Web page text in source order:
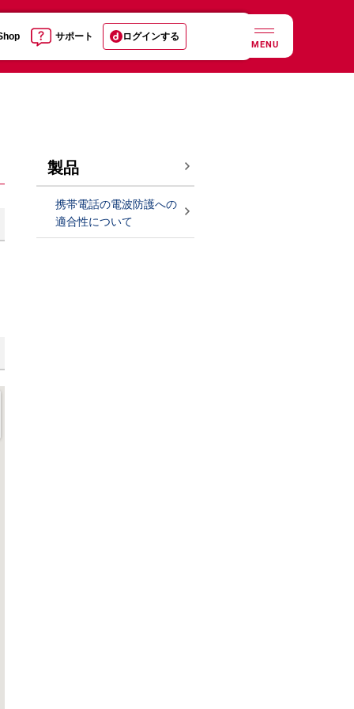
サポート ログインする
MENU
製品
携帯電話の電波防護への
適合性について